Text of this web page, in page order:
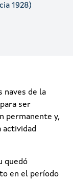
1928)
naves de la
ser
permanente y,
actividad
quedó
en el período